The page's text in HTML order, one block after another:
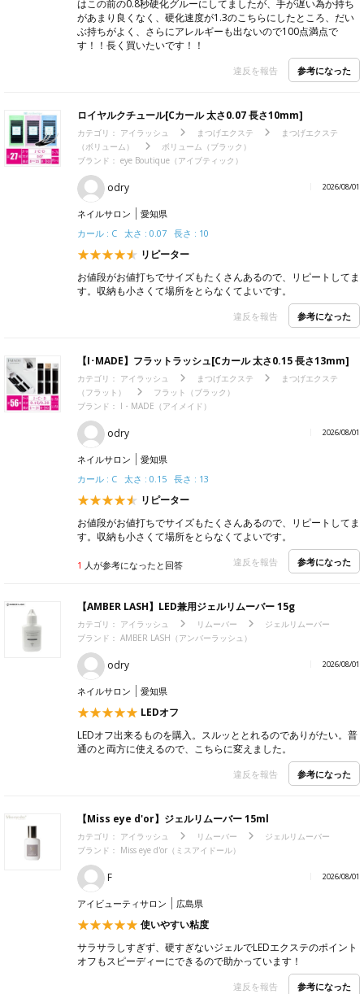
はこの前の0.8秒硬化グルーにしてましたが、手が遅い為か持ち
があまり良くなく、硬化速度が1.3のこちらにしたところ、だい
ぶ持ちがよく、さらにアレルギーも出ないので100点満点で
す！！長く買いたいです！！
違反を報告 参考になった
ロイヤルクチュール[Cカール 太さ0.07 長さ10mm]
カテゴリ： アイラッシュ まつげエクステ
まつげエクステ
（ボリューム）
ボリューム（ブラック）
ブランド： eye Boutique（アイブティック）
odry 2026/08/01
ネイルサロン
愛知県
カール : C 太さ : 0.07 長さ : 10
リピーター
お値段がお値打ちでサイズもたくさんあるので、リピートしてま
す。収納も小さくて場所をとらなくてよいです。
違反を報告 参考になった
【I･MADE】フラットラッシュ[Cカール 太さ0.15 長さ13mm]
カテゴリ： アイラッシュ まつげエクステ
まつげエクステ
（フラット）
フラット（ブラック）
ブランド： I・MADE（アイメイド）
odry 2026/08/01
ネイルサロン
愛知県
カール : C 太さ : 0.15 長さ : 13
リピーター
お値段がお値打ちでサイズもたくさんあるので、リピートしてま
す。収納も小さくて場所をとらなくてよいです。
1 人が参考になったと回答 違反を報告 参考になった
【AMBER LASH】LED兼用ジェルリムーバー 15g
カテゴリ： アイラッシュ リムーバー
ジェルリムーバー
ブランド： AMBER LASH（アンバーラッシュ）
odry 2026/08/01
ネイルサロン 愛知県
LEDオフ
LEDオフ出来るものを購入。スルッととれるのでありがたい。普
通のと両方に使えるので、こちらに変えました。
違反を報告 参考になった
【Miss eye d'or】ジェルリムーバー 15ml
カテゴリ： アイラッシュ リムーバー
ジェルリムーバー
ブランド： Miss eye d'or（ミスアイドール）
F 2026/08/01
アイビューティサロン 広島県
使いやすい粘度
サラサラしすぎず、硬すぎないジェルでLEDエクステのポイント
オフもスピーディーにできるので助かっています！
違反を報告 参考になった